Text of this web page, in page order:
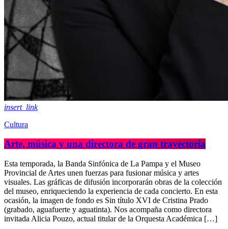
insert_link
Cultura
Arte, música y una directora de gran trayectoria
Esta temporada, la Banda Sinfónica de La Pampa y el Museo
Provincial de Artes unen fuerzas para fusionar música y artes
visuales. Las gráficas de difusión incorporarán obras de la colección
del museo, enriqueciendo la experiencia de cada concierto. En esta
ocasión, la imagen de fondo es Sin título XVI de Cristina Prado
(grabado, aguafuerte y aguatinta). Nos acompaña como directora
invitada Alicia Pouzo, actual titular de la Orquesta Académica […]